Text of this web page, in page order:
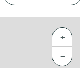
+
−